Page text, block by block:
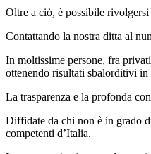
Oltre a ciò, è possibile
Contattando la nostra ditta al
In moltissime persone, fra
ottenendo risultati sbalorditivi in
La trasparenza e la profonda
Diffidate da chi non è in grado
competenti d’Italia.